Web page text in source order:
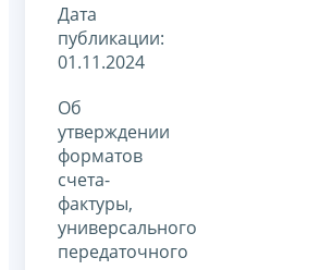
Дата
публикации:
01.11.2024
Об
утверждении
форматов
счета-
фактуры,
универсального
передаточного